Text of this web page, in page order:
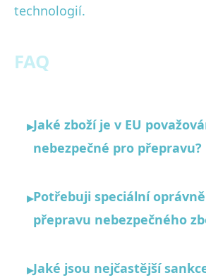
technologií.
FAQ
▸Jaké zboží je v EU
nebezpečné pro přepravu?
▸Potřebuji speciální
přepravu nebezpečného
▸Jaké jsou nejčastější